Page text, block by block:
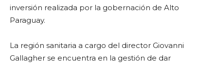
inversión realizada por la gobernación de Alto
Paraguay.
La región sanitaria a cargo del director Giovanni
Gallagher se encuentra en la gestión de dar